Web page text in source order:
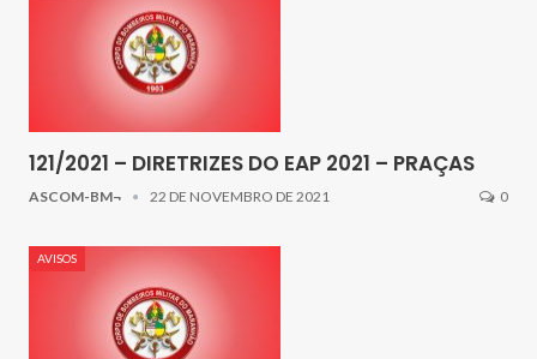
121/2021 – DIRETRIZES DO EAP 2021 – PRAÇAS
ASCOM-BM¬ 22 DE NOVEMBRO DE 2021 0
AVISOS